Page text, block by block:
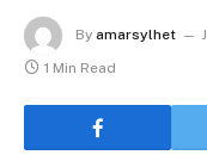
By amarsylhet
1 Min Read